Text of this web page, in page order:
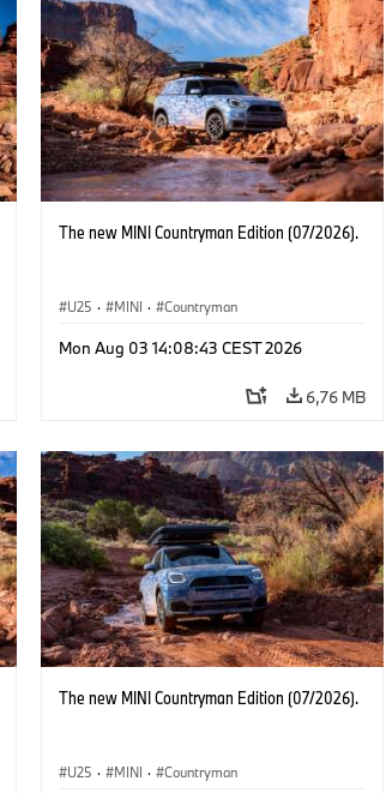
The new MINI Countryman Edition (07/2026).
U25 · MINI · Countryman
Mon Aug 03 14:08:43 CEST 2026
6,76 MB
The new MINI Countryman Edition (07/2026).
U25 · MINI · Countryman